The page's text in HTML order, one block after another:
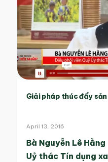
Giải pháp thúc đẩy
April 13, 2016
Bà Nguyễn Lê
Uỷ thác Tín dụng